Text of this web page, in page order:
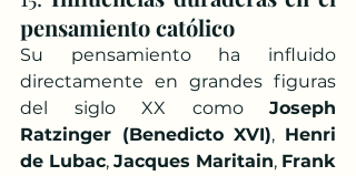
pensamiento católico
Su pensamiento ha influido
directamente en grandes figuras
del siglo XX como Joseph
Ratzinger (Benedicto XVI), Henri
de Lubac, Jacques Maritain, Frank